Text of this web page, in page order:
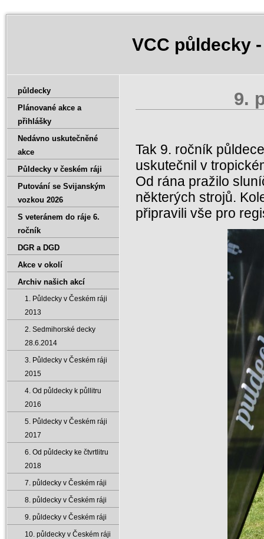
VCC půldecky
9.
Tak 9. ročník
uskutečnil v
Od rána pražilo
některých strojů.
připravili vše pro
půldecky
Plánované akce a
přihlášky
Nedávno uskutečněné
akce
Půldecky v českém ráji
Putování se Svijanským
vozkou 2026
S veteránem do ráje 6.
ročník
DGR a DGD
Akce v okolí
Archiv našich akcí
1. Půldecky v Českém ráji
2013
2. Sedmihorské decky
28.6.2014
3. Půldecky v Českém ráji
2015
4. Od půldecky k půllitru
2016
5. Půldecky v Českém ráji
2017
6. Od půldecky ke čtvrtlitru
2018
7. půldecky v Českém ráji
8. půldecky v Českém ráji
9. půldecky v Českém ráji
10. půldecky v Českém ráji